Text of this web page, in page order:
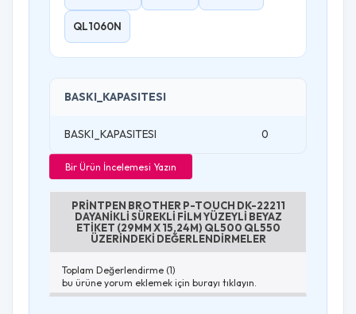
QL1060N
BASKI_KAPASITESI
BASKI_KAPASITESI 0
Bir Ürün İncelemesi Yazın
PRINTPEN BROTHER P-TOUCH DK-22211
DAYANIKLI SÜREKLI FILM YÜZEYLI BEYAZ
ETIKET (29MM X 15,24M) QL500 QL550
ÜZERINDEKI DEĞERLENDIRMELER
Toplam Değerlendirme (1)
bu ürüne yorum eklemek için burayı tıklayın.